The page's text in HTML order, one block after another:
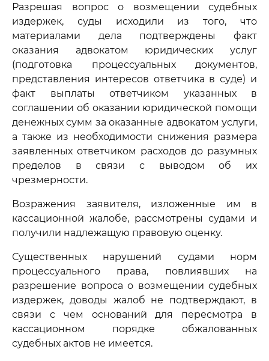
Разрешая вопрос о возмещении судебных
издержек, суды исходили из того, что
материалами дела подтверждены факт
оказания адвокатом юридических услуг
(подготовка процессуальных документов,
представления интересов ответчика в суде) и
факт выплаты ответчиком указанных в
соглашении об оказании юридической помощи
денежных сумм за оказанные адвокатом услуги,
а также из необходимости снижения размера
заявленных ответчиком расходов до разумных
пределов в связи с выводом об их
чрезмерности.
Возражения заявителя, изложенные им в
кассационной жалобе, рассмотрены судами и
получили надлежащую правовую оценку.
Существенных нарушений судами норм
процессуального права, повлиявших на
разрешение вопроса о возмещении судебных
издержек, доводы жалоб не подтверждают, в
связи с чем оснований для пересмотра в
кассационном порядке обжалованных
судебных актов не имеется.